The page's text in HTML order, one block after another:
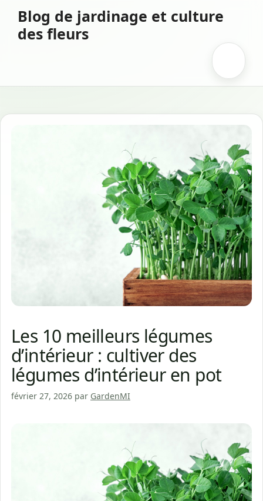
contenu
Blog de jardinage et culture
des fleurs
Les 10 meilleurs légumes
d’intérieur : cultiver des
légumes d’intérieur en pot
février 27, 2026 par GardenMI